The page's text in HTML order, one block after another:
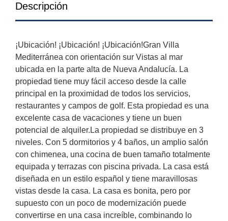
Descripción
¡Ubicación! ¡Ubicación! ¡Ubicación!Gran Villa
Mediterránea con orientación sur Vistas al mar
ubicada en la parte alta de Nueva Andalucía. La
propiedad tiene muy fácil acceso desde la calle
principal en la proximidad de todos los servicios,
restaurantes y campos de golf. Esta propiedad es una
excelente casa de vacaciones y tiene un buen
potencial de alquiler.La propiedad se distribuye en 3
niveles. Con 5 dormitorios y 4 baños, un amplio salón
con chimenea, una cocina de buen tamaño totalmente
equipada y terrazas con piscina privada. La casa está
diseñada en un estilo español y tiene maravillosas
vistas desde la casa. La casa es bonita, pero por
supuesto con un poco de modernización puede
convertirse en una casa increíble, combinando lo